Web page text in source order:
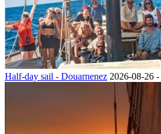
Half-day sail - Douarnenez 2026-08-26 -